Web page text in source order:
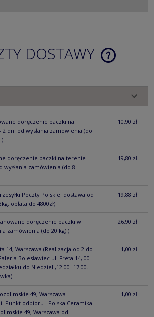
DOSTAWY
CENA NIE
doręczenie paczki na
dni od wysłania zamówienia (do
10,90 zł
doręczenie paczki na terenie
wysłania zamówienia (do 8
19,80 zł
Poczty Polskiej dostawa od
opłata do 4800zł)
19,88 zł
doręczenie paczki w
zamówienia (do 20 kg).)
26,90 zł
14, Warszawa (Realizacja od 2 do
Bolesławiec ul. Freta 14, 00-
do Niedzieli,12:00- 17:00.
1,00 zł
49, Warszawa
Punkt odbioru : Polska Ceramika
49, Warszawa od
1,00 zł